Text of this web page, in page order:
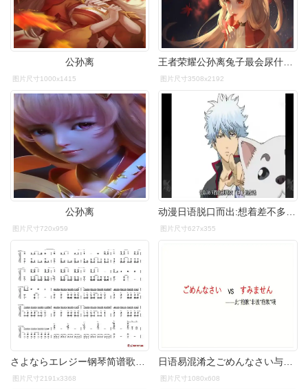
公孙离
图片尺寸1000x1415
王者荣耀公孙离兔子最会尿什么意思 公孙离兔子最会
图片尺寸3508x2192
公孙离
图片尺寸720x959 图片尺寸627x355
图片尺寸2191x3368 图片尺寸1080x608